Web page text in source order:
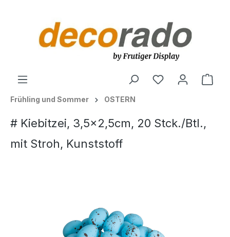
Frühling und Sommer OSTERN
# Kiebitzei, 3,5x2,5cm, 20 Stck./Btl.,
mit Stroh, Kunststoff